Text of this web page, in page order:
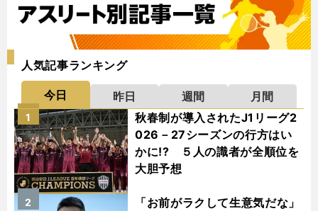
人気記事ランキング
今日 昨日 週間
月間
秋春制が導入されたJ1リーグ2
026－27シーズンの行方はい
かに!? ５人の識者が全順位を
大胆予想
1
「お前がラクして生意気だな」
2